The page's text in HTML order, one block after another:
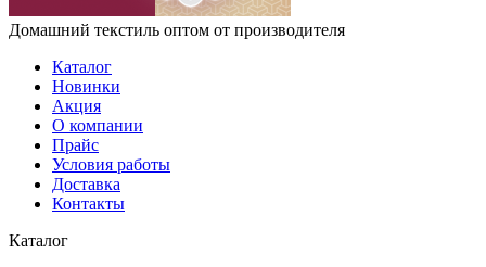
Домашний текстиль оптом от производителя
Каталог
Новинки
Акция
О компании
Прайс
Условия работы
Доставка
Контакты
Каталог